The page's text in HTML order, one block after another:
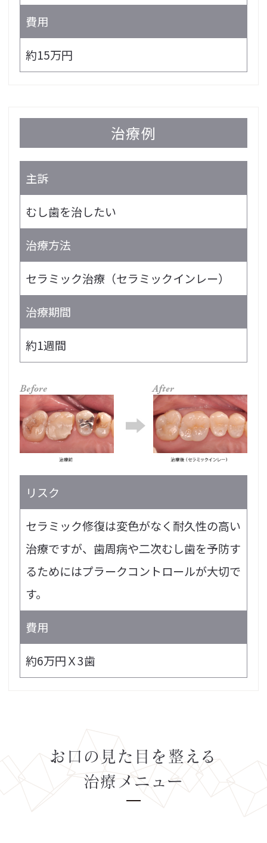
費用
約15万円
治療例
主訴
むし歯を治したい
治療方法
セラミック治療（セラミックインレー）
治療期間
約1週間
リスク
セラミック修復は変色がなく耐久性の高い
治療ですが、歯周病や二次むし歯を予防す
るためにはプラークコントロールが大切で
す。
費用
約6万円Ｘ3歯
お口の見た目を整える
治療メニュー